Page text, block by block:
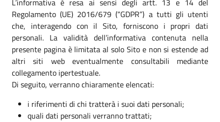
Regolamento (UE) 2016/679 (“GDPR”) a tutti gli utenti
che, interagendo con il Sito, forniscono i propri dati
personali. La validità dell’informativa contenuta nella
presente pagina è limitata al solo Sito e non si estende ad
altri siti web eventualmente consultabili mediante
collegamento ipertestuale.
Di seguito, verranno chiaramente elencati:
i riferimenti di chi tratterà i suoi dati personali;
quali dati personali verranno trattati;